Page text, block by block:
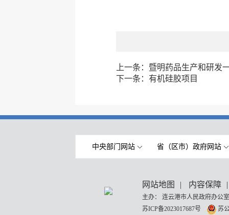
上一条： 暨明药品生产和研发
下一条： 有机硅胶项目
中央部门网站 省（区市）政府网站
网站地图 | 内容保障 |
主办： 连云港市人民政府办
苏ICP备2023017687号
苏